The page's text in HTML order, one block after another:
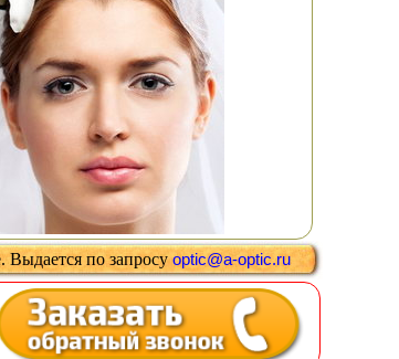
. Выдается по запросуoptic@a-optic.ru